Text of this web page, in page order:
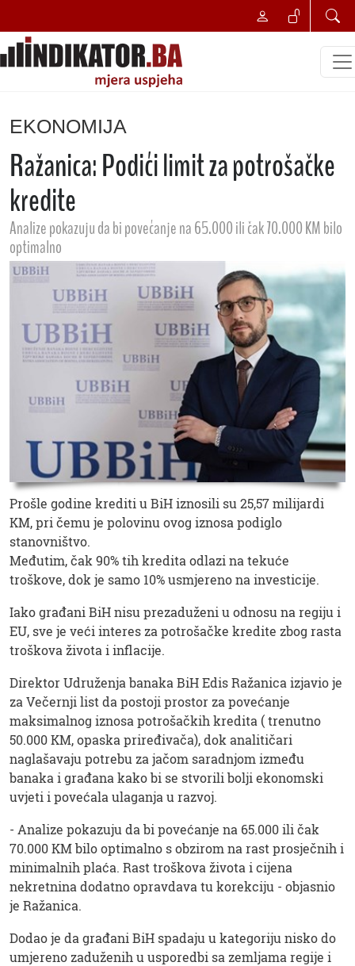
EKONOMIJA
Ražanica: Podići limit za potrošačke
kredite
Analize pokazuju da bi povećanje na 65.000 ili čak 70.000 KM bilo
optimalno
Prošle godine krediti u BiH iznosili su 25,57 milijardi
KM, pri čemu je polovinu ovog iznosa podiglo
stanovništvo.
Međutim, čak 90% tih kredita odlazi na tekuće
troškove, dok je samo 10% usmjereno na investicije.
Iako građani BiH nisu prezaduženi u odnosu na regiju i
EU, sve je veći interes za potrošačke kredite zbog rasta
troškova života i inflacije.
Direktor Udruženja banaka BiH Edis Ražanica izjavio je
za Večernji list da postoji prostor za povećanje
maksimalnog iznosa potrošačkih kredita ( trenutno
50.000 KM, opaska priređivača), dok analitičari
naglašavaju potrebu za jačom saradnjom između
banaka i građana kako bi se stvorili bolji ekonomski
uvjeti i povećala ulaganja u razvoj.
- Analize pokazuju da bi povećanje na 65.000 ili čak
70.000 KM bilo optimalno s obzirom na rast prosječnih i
minimalnih plaća. Rast troškova života i cijena
nekretnina dodatno opravdava tu korekciju - objasnio
je Ražanica.
Dodao je da građani BiH spadaju u kategoriju nisko do
umjereno zaduženih u usporedbi sa zemljama regije i